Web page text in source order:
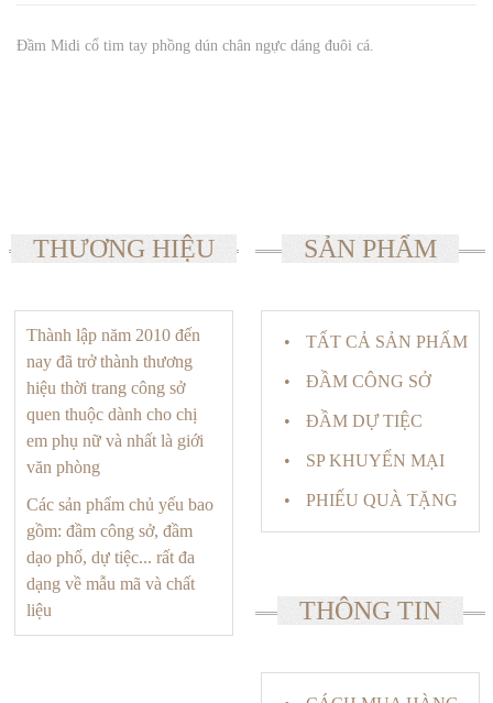
Đầm Midi cổ tim tay phồng dún chân ngực dáng đuôi cá.
THƯƠNG HIỆU
Thành lập năm 2010 đến
nay đã trở thành thương
hiệu thời trang công sở
quen thuộc dành cho chị
em phụ nữ và nhất là giới
văn phòng
Các sản phẩm chủ yếu bao
gồm: đầm công sở, đầm
dạo phố, dự tiệc... rất đa
dạng về mẫu mã và chất
liệu
SẢN PHẨM
TẤT CẢ SẢN PHẨM
ĐẦM CÔNG SỞ
ĐẦM DỰ TIỆC
SP KHUYẾN MẠI
PHIẾU QUÀ TẶNG
THÔNG TIN